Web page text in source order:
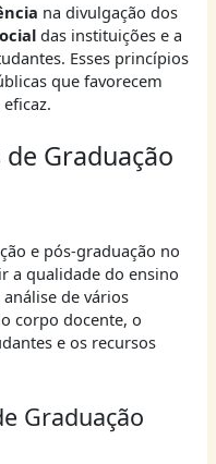
na divulgação dos
das instituições e a
Esses princípios
que favorecem
Graduação
e pós-graduação no
a qualidade do ensino
de vários
corpo docente, o
e os recursos
Graduação